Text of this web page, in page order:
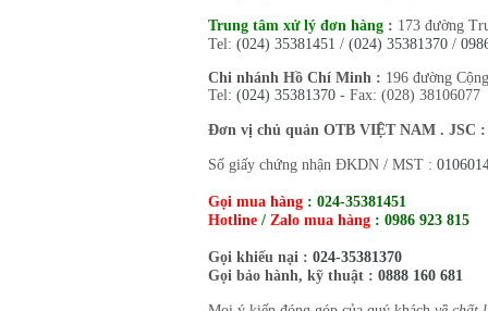
Trung tâm xử lý đơn hàng : 173 đường
Tel: (024) 35381451 / (024) 35381370 /
Chi nhánh Hồ Chí Minh : 196 đường
Tel: (024) 35381370 - Fax: (028) 38106077
Đơn vị chủ quản OTB VIỆT NAM . JSC :
Số giấy chứng nhận ĐKDN / MST :
Gọi mua hàng : 024-35381451
Hotline / Zalo mua hàng : 0986 923 815
Gọi khiếu nại : 024-35381370
Gọi bảo hành, kỹ thuật : 0888 160 681